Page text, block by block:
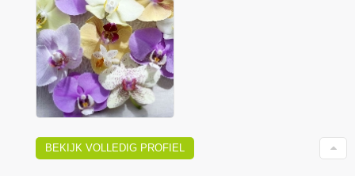
BEKIJK VOLLEDIG PROFIEL